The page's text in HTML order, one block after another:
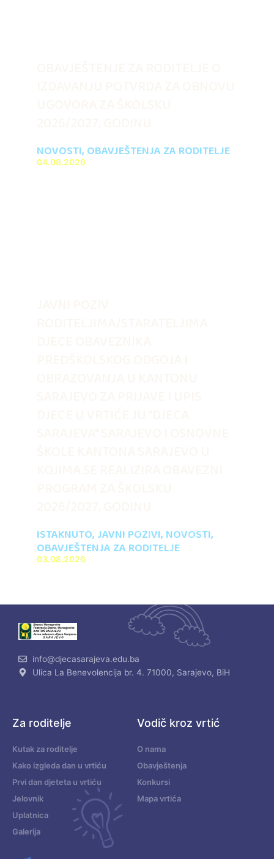
NOVOSTI, OBAVJEŠTENJA ZA RODITELJE
04.08.2026
ISTAKNUTO, JAVNI POZIVI, NOVOSTI,
OBAVJEŠTENJA ZA RODITELJE
03.08.2026
info@djecasarajeva.edu.ba
Ulica La Benevolencija br. 4. 71000, Sarajevo, BiH
Za roditelje
Kutak za roditelje
Kako izgleda dan u vrtiću
Prvi dan djeteta u vrtiću
Jelovnik
Uplatnica
Galerija
Vodič kroz vrtić
O nama
Obavještenja
Konkursi
Mapa vrtića